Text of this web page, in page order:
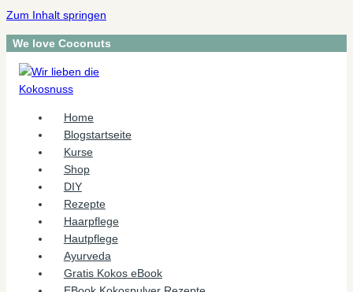
Zum Inhalt springen
We love Coconuts
Home
Blogstartseite
Kurse
Shop
DIY
Rezepte
Haarpflege
Hautpflege
Ayurveda
Gratis Kokos eBook